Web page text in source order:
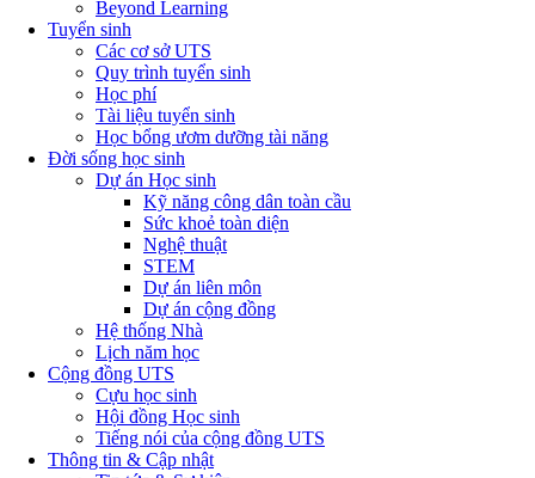
Beyond Learning
Tuyển sinh
Các cơ sở UTS
Quy trình tuyển sinh
Học phí
Tài liệu tuyển sinh
Học bổng ươm dưỡng tài năng
Đời sống học sinh
Dự án Học sinh
Kỹ năng công dân toàn cầu
Sức khoẻ toàn diện
Nghệ thuật
STEM
Dự án liên môn
Dự án cộng đồng
Hệ thống Nhà
Lịch năm học
Cộng đồng UTS
Cựu học sinh
Hội đồng Học sinh
Tiếng nói của cộng đồng UTS
Thông tin & Cập nhật